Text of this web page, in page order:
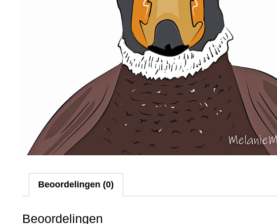
Beoordelingen (0)
Beoordelingen